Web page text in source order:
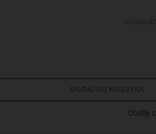
DODAJ DO KOSZYKA
dodaj